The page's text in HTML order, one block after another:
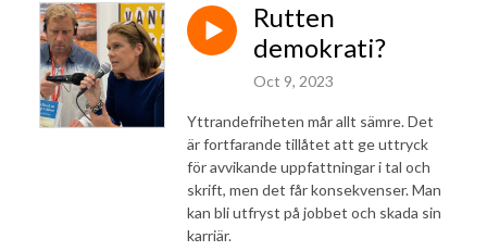
Rutten
demokrati?
Oct 9, 2023
Yttrandefriheten mår allt sämre. Det
är fortfarande tillåtet att ge uttryck
för avvikande uppfattningar i tal och
skrift, men det får konsekvenser. Man
kan bli utfryst på jobbet och skada sin
karriär.